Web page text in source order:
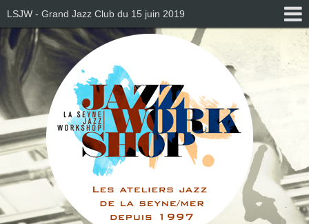
LSJW - Grand Jazz Club du 15 juin 2019